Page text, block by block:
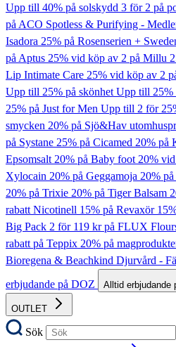
Upp till 40% på solskydd 3 för 2 på
på ACO Spotless & Purifying -
Isadora 25% på Rosenserien +
på Aptus 25% vid köp av 2 på Millu
Lip Intimate Care 25% vid köp av 2
Upp till 25% på skönhetUpp till 25%
25% på Just for Men Upp till 2 för
smycken 20% på Sjö&Hav
på Systane 25% på Cicamed 20% på
Epsomsalt20% på Baby foot20%
Xylocain 20% på Geggamoja 20%
20% på Trixie 20% på Tiger Balsam
rabatt Nicotinell 15% på Revaxör
Big Pack 2 för 119 kr på FLUX
rabatt på Teppix 20% på
Bioregena & Beachkind Djurvård -
erbjudande på DOZ
Alltid erbjudande
OUTLET
Sök